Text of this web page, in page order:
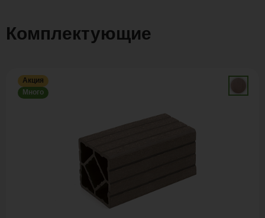
Комплектующие
Акция
Много